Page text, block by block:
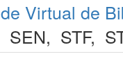
Virtual de
SEN, STF,